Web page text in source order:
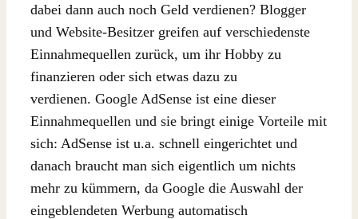
dabei dann auch noch Geld verdienen? Blogger
und Website-Besitzer greifen auf verschiedenste
Einnahmequellen zurück, um ihr Hobby zu
finanzieren oder sich etwas dazu zu
verdienen. Google AdSense ist eine dieser
Einnahmequellen und sie bringt einige Vorteile mit
sich: AdSense ist u.a. schnell eingerichtet und
danach braucht man sich eigentlich um nichts
mehr zu kümmern, da Google die Auswahl der
eingeblendeten Werbung automatisch